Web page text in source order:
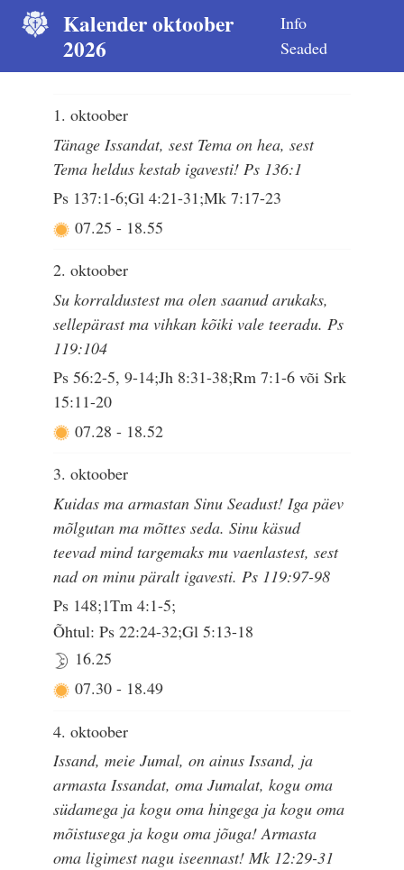
Kalender oktoober
2026
Info
Seaded
1. oktoober
Tänage Issandat, sest Tema on hea, sest
Tema heldus kestab igavesti! Ps 136:1
Ps 137:1-6;Gl 4:21-31;Mk 7:17-23
07.25 - 18.55
2. oktoober
Su korraldustest ma olen saanud arukaks,
sellepärast ma vihkan kõiki vale teeradu. Ps
119:104
Ps 56:2-5, 9-14;Jh 8:31-38;Rm 7:1-6 või Srk
15:11-20
07.28 - 18.52
3. oktoober
Kuidas ma armastan Sinu Seadust! Iga päev
mõlgutan ma mõttes seda. Sinu käsud
teevad mind targemaks mu vaenlastest, sest
nad on minu päralt igavesti. Ps 119:97-98
Ps 148;1Tm 4:1-5;
Õhtul: Ps 22:24-32;Gl 5:13-18
16.25
07.30 - 18.49
4. oktoober
Issand, meie Jumal, on ainus Issand, ja
armasta Issandat, oma Jumalat, kogu oma
südamega ja kogu oma hingega ja kogu oma
mõistusega ja kogu oma jõuga! Armasta
oma ligimest nagu iseennast! Mk 12:29-31